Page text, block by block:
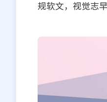
规软文，视觉志